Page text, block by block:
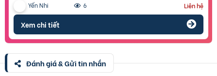
Yến Nhi 6 Liên hệ
Xem chi tiết
Đánh giá & Gửi tin nhắn